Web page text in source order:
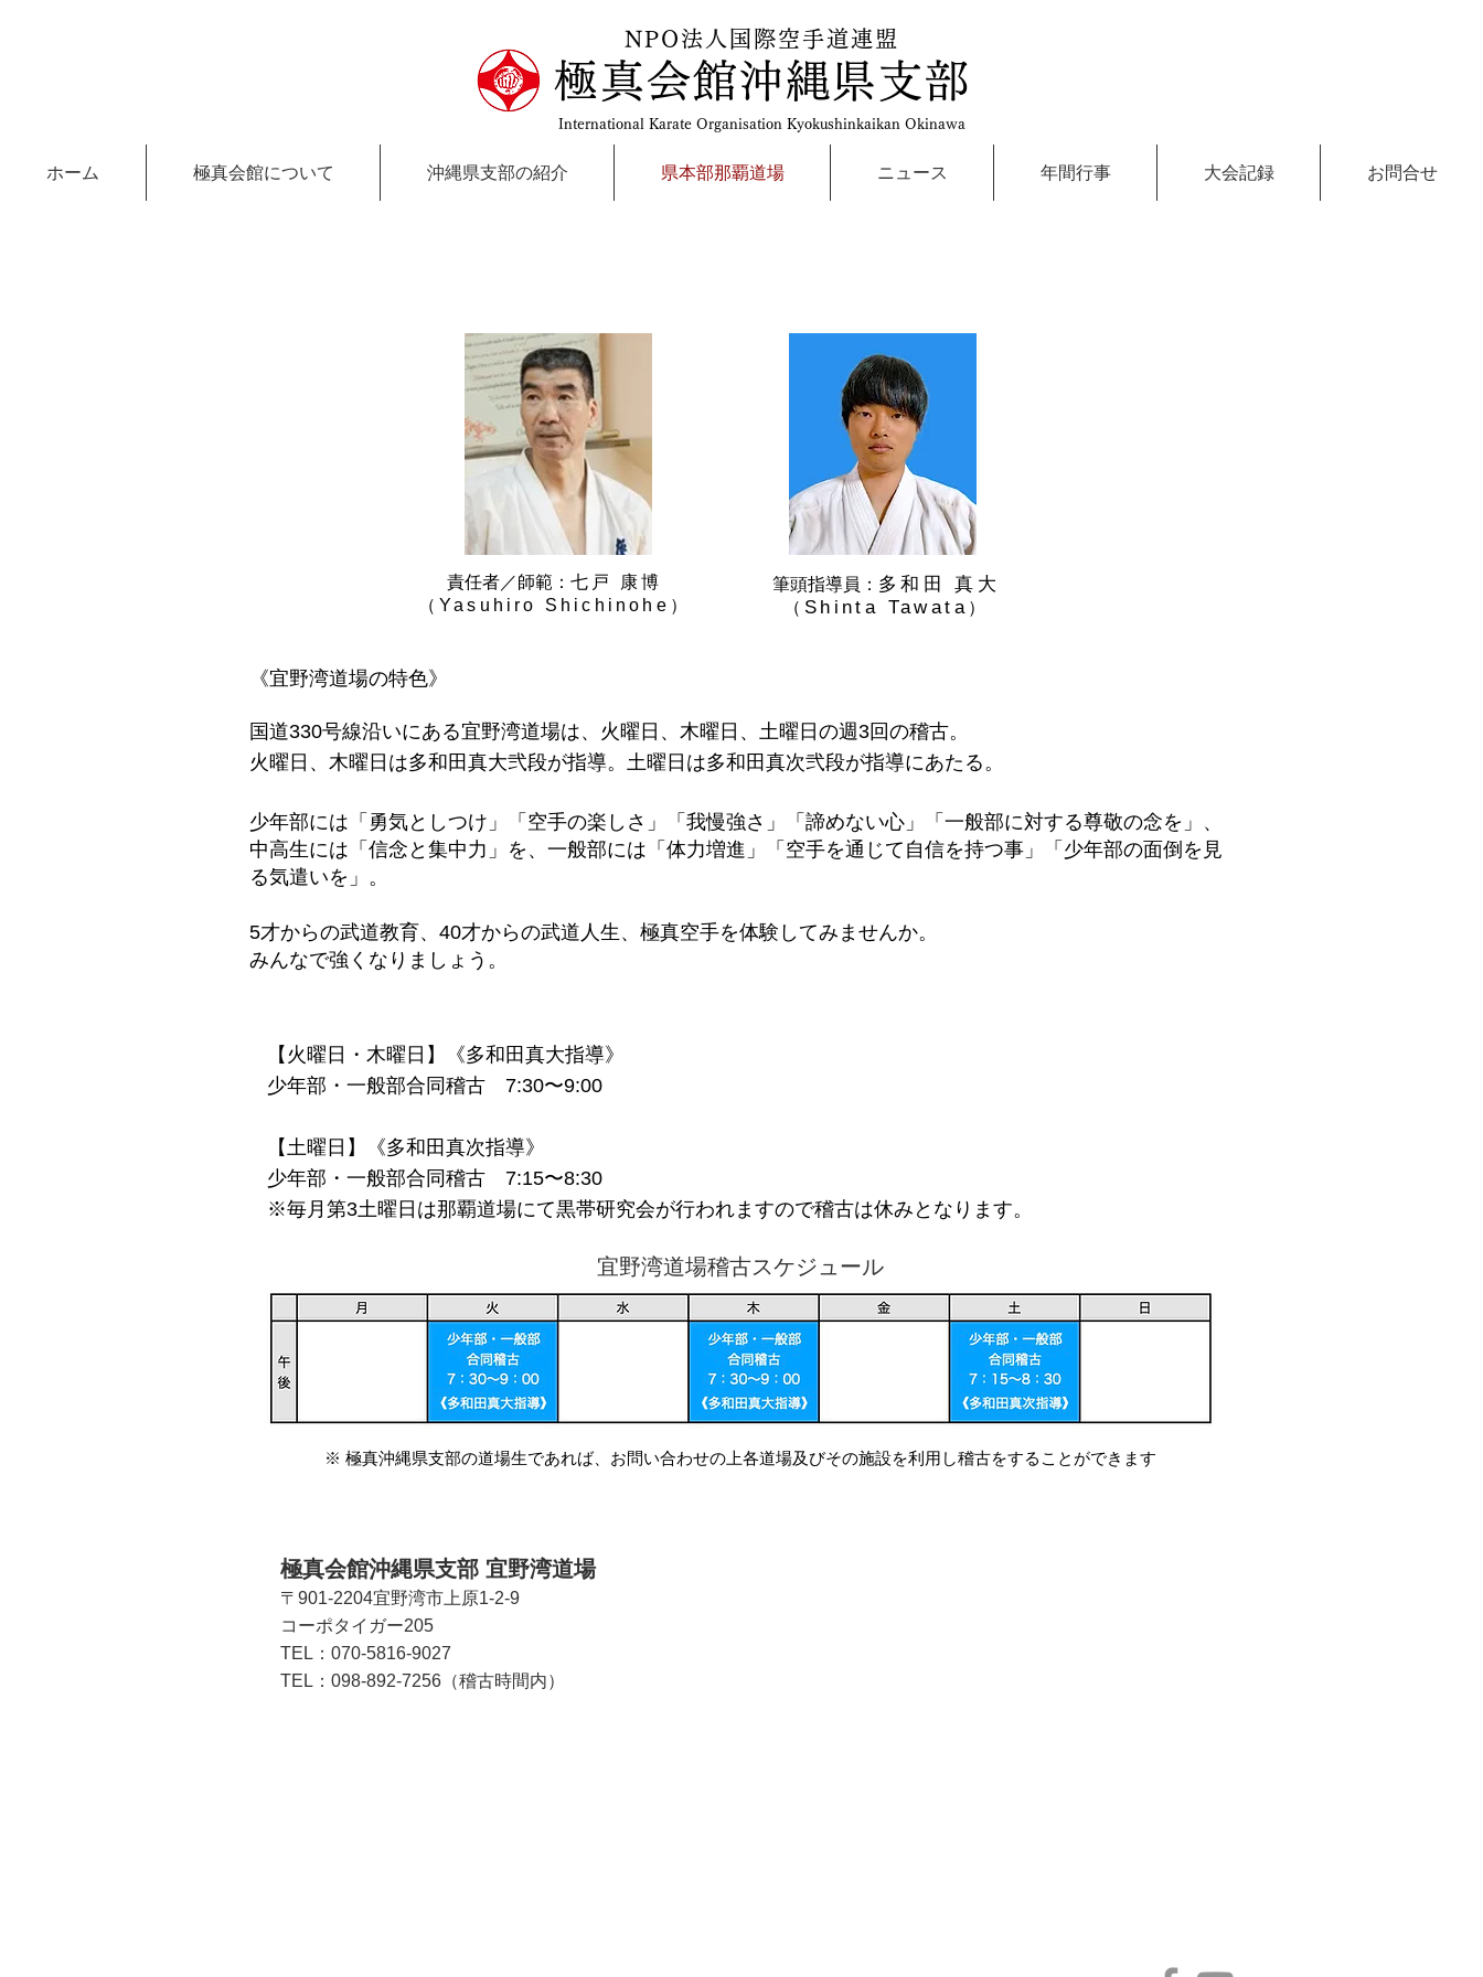
NPO法人国際空手道連盟
極真会館沖縄県支部
International Karate Organisation Kyokushinkaikan Okinawa
ホーム 極真会館について 沖縄県支部の紹介 県本部那覇道場 ニュース 年間行事 大会記録 お問合せ
責任者／師範： 七戸 康博
（Yasuhiro Shichinohe）
筆頭指導員： 多和田 真大
（ Shinta Tawata ）
《宜野湾道場の特色》
国道330号線沿いにある宜野湾道場は、火曜日、木曜日、土曜日の週3回の稽古。
火曜日、木曜日は多和田真大弐段が指導。土曜日は多和田真次弐段が指導にあたる。
少年部には「勇気としつけ」「空手の楽しさ」「我慢強さ」「諦めない心」「一般部に対する尊敬の念を」、
中高生には「信念と集中力」を、一般部には「体力増進」「空手を通じて自信を持つ事」「少年部の面倒を見
る気遣いを」。
5才からの武道教育、40才からの武道人生、極真空手を体験してみませんか。
みんなで強くなりましょう。
【火曜日・木曜日】《多和田真大指導》
少年部・一般部合同稽古 7:30〜9:00
【土曜日】《多和田真次指導》
少年部・一般部合同稽古 7:15〜8:30
※毎月第3土曜日は那覇道場にて黒帯研究会が行われますので稽古は休みとなります。
宜野湾道場稽古スケジュール
※ 極真沖縄県支部の道場生であれば、お問い合わせの上各道場及びその施設を利用し稽古をすることができます
極真会館沖縄県支部 宜野湾道場
〒901-2204宜野湾市上原1-2-9
コーポタイガー205
TEL：070-5816-9027
TEL：098-892-7256（稽古時間内）